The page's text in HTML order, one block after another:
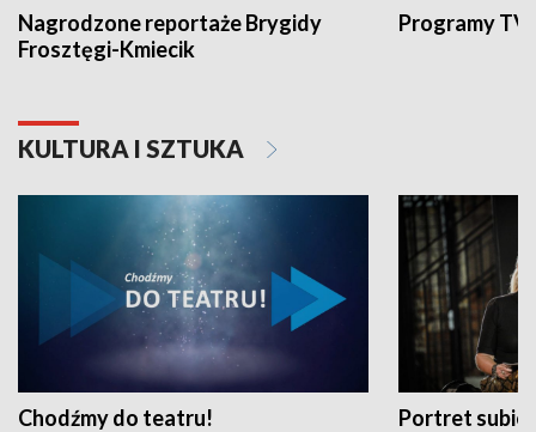
Nagrodzone reportaże Brygidy
Frosztęgi-Kmiecik
Programy
KULTURA I SZTUKA
Chodźmy do teatru! Portret